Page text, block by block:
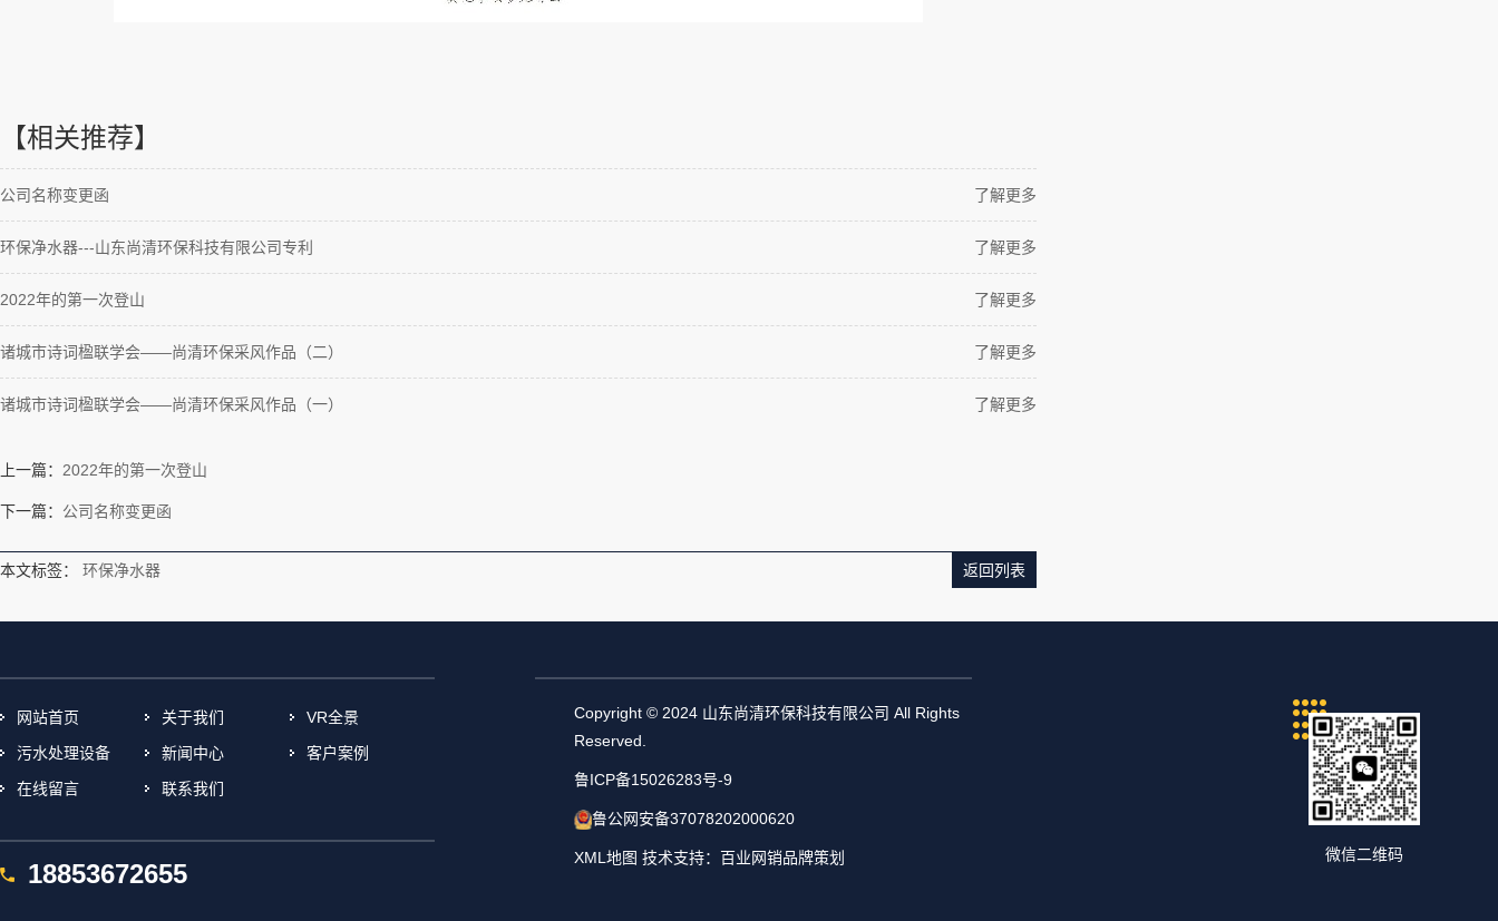
【相关推荐】
了解更多
公司名称变更函
了解更多
环保净水器---山东尚清环保科技有限公司专利
了解更多
2022年的第一次登山
了解更多
诸城市诗词楹联学会——尚清环保采风作品（二）
了解更多
诸城市诗词楹联学会——尚清环保采风作品（一）
上一篇： 2022年的第一次登山
下一篇： 公司名称变更函
返回列表
本文标签： 环保净水器
网站首页 关于我们
VR全景
污水处理设备
新闻中心
客户案例
在线留言
联系我们
18853672655
Copyright © 2024 山东尚清环保科技有限公司 All Rights
Reserved.
鲁ICP备15026283号-9
鲁公网安备37078202000620
XML地图 技术支持：百业网销品牌策划 微信二维码